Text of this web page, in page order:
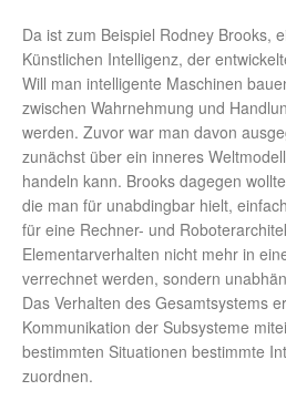
Da ist zum Beispiel Rodney Brooks,
Künstlichen Intelligenz, der
Will man intelligente Maschinen
zwischen Wahrnehmung und
werden. Zuvor war man davon
zunächst über ein inneres
handeln kann. Brooks dagegen
die man für unabdingbar hielt,
für eine Rechner- und
Elementarverhalten nicht mehr in
verrechnet werden, sondern
Das Verhalten des Gesamtsystems
Kommunikation der Subsysteme
bestimmten Situationen bestimmte
zuordnen.